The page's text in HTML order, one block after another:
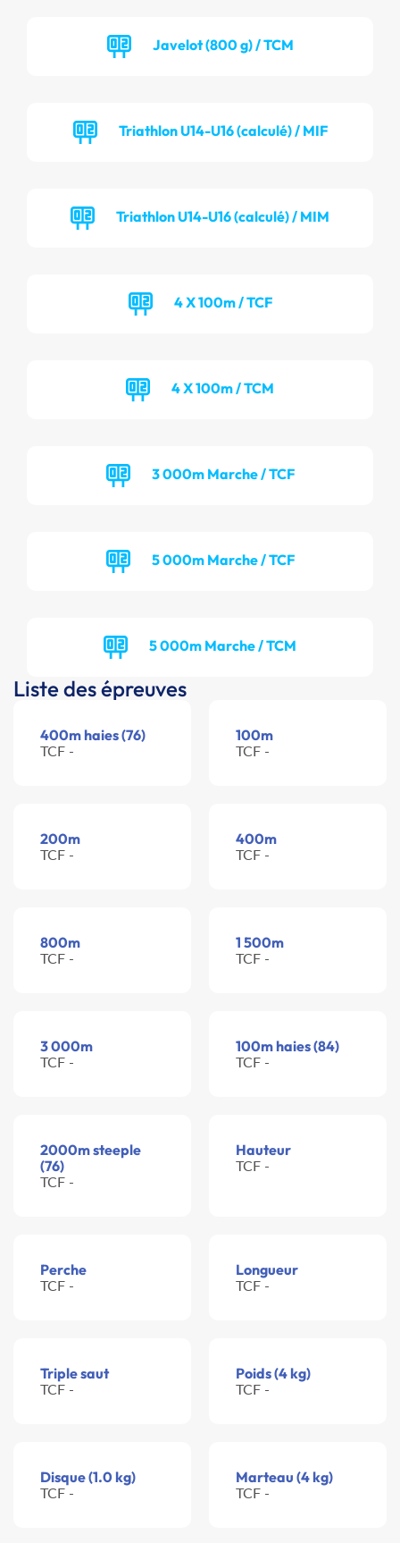
Javelot (800 g) / TCM
Triathlon U14-U16 (calculé) / MIF
Triathlon U14-U16 (calculé) / MIM
4 X 100m / TCF
4 X 100m / TCM
3 000m Marche / TCF
5 000m Marche / TCF
5 000m Marche / TCM
Liste des épreuves
400m haies (76)
TCF -
100m
TCF -
200m
TCF -
400m
TCF -
800m
TCF -
1 500m
TCF -
3 000m
TCF -
100m haies (84)
TCF -
2000m steeple
(76)
TCF -
Hauteur
TCF -
Perche
TCF -
Longueur
TCF -
Triple saut
TCF -
Poids (4 kg)
TCF -
Disque (1.0 kg)
TCF -
Marteau (4 kg)
TCF -